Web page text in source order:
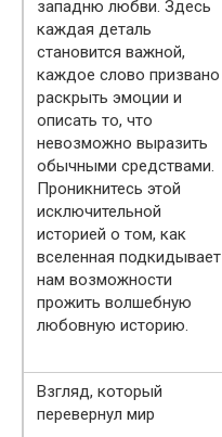
западню любви. Здесь
каждая деталь
становится важной,
каждое слово призвано
раскрыть эмоции и
описать то, что
невозможно выразить
обычными средствами.
Проникнитесь этой
исключительной
историей о том, как
вселенная подкидывает
нам возможности
прожить волшебную
любовную историю.
Взгляд, который
перевернул мир